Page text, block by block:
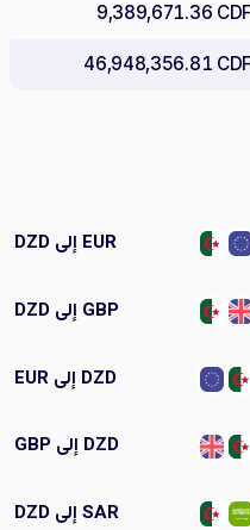
9,389,671.36 CDF
46,948,356.81 CDF
EUR إلى DZD
GBP إلى DZD
DZD إلى EUR
DZD إلى GBP
SAR إلى DZD